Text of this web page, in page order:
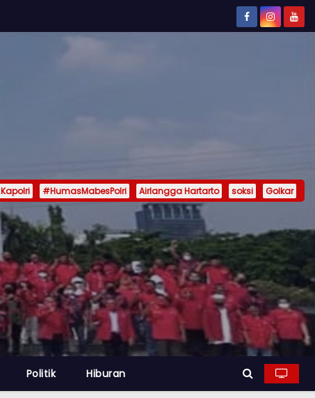
Kapolri #HumasMabesPolri Airlangga Hartarto soksi Golkar
Politik Hiburan